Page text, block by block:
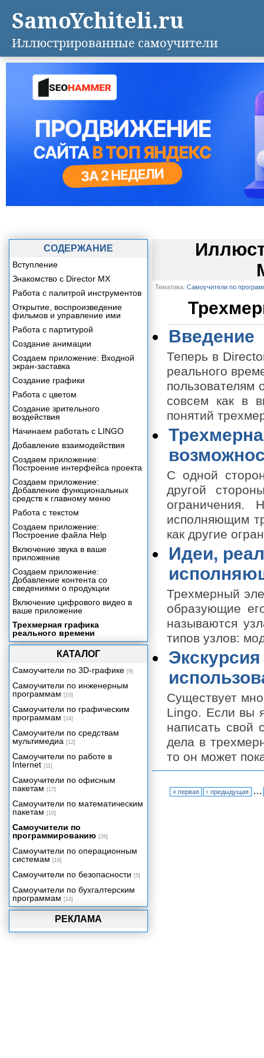
Тематика: Самоучители по
Введение
Теперь в
реального
пользователям
совсем как в
понятий
С одной
другой
ограничения.
исполняющим
как другие
Идеи,
Трехмерный
образующие
называются
типов узлов:
Существует
Lingo. Если вы
написать свой
дела в
то он может
« первая ‹ предыдущая …
РЕКЛАМА
СОДЕРЖАНИЕ
Вступление
Знакомство с Director MX
Работа с палитрой инструментов
Открытие, воспроизведение
фильмов и управление ими
Работа с партитурой
Создание анимации
Создаем приложение: Входной
экран-заставка
Создание графики
Работа с цветом
Создание зрительного
воздействия
Начинаем работать с LINGO
Добавление взаимодействия
Создаем приложение:
Построение интерфейса проекта
Создаем приложение:
Добавление функциональных
средств к главному меню
Работа с текстом
Создаем приложение:
Построение файла Help
Включение звука в ваше
приложение
Создаем приложение:
Добавление контента со
сведениями о продукции
Включение цифрового видео в
ваше приложение
Трехмерная графика
реального времени
Введение
среда Director'a: возможности и
Идеи, реализованные в
среде Director'a
использованием Lingo в
трехмерной среде
Создаем приложение:
Видеопрезентация
Упаковка вашего проекта
КАТАЛОГ
Самоучители по 3D-графике [9]
Самоучители по инженерным
программам [10]
Самоучители по графическим
программам [24]
Самоучители по средствам
мультимедиа [12]
Самоучители по работе в
Internet [11]
Самоучители по офисным
пакетам [17]
Самоучители по математическим
пакетам [10]
Самоучители по
программированию [26]
Самоучители по операционным
системам [16]
Самоучители по безопасности [5]
Самоучители по бухгалтерским
программам [14]
SamoYchiteli.ru
Иллюстрированные самоучители